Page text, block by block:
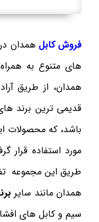
فروش کابل همدان
های متنوع به
همدان، از طریق
قدیمی ترین برند
باشد، که محصولات
مورد استفاده
طریق این مجموعه
همدان مانند سایر
سیم و کابل های